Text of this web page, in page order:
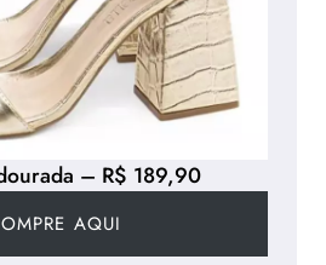
– R$ 189,90
AQUI